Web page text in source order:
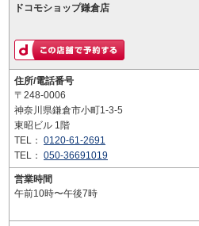
ドコモショップ鎌倉店
住所/電話番号
〒248-0006
神奈川県鎌倉市小町1-3-5
東昭ビル 1階
TEL： 0120-61-2691
TEL： 050-36691019
営業時間
午前10時〜午後7時